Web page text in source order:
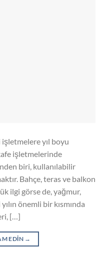
işletmelere yıl boyu
işletmelerinde
biri, kullanılabilir
Bahçe, teras ve balkon
ilgi görse de, yağmur,
önemli bir kısmında
[…]
EDIN →